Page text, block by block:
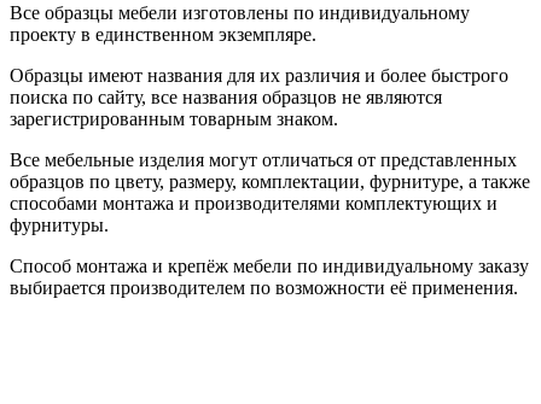
Все образцы мебели изготовлены по индивидуальному
проекту в единственном экземпляре.
Образцы имеют названия для их различия и более быстрого
поиска по сайту, все названия образцов не являются
зарегистрированным товарным знаком.
Все мебельные изделия могут отличаться от представленных
образцов по цвету, размеру, комплектации, фурнитуре, а также
способами монтажа и производителями комплектующих и
фурнитуры.
Способ монтажа и крепёж мебели по индивидуальному заказу
выбирается производителем по возможности её применения.